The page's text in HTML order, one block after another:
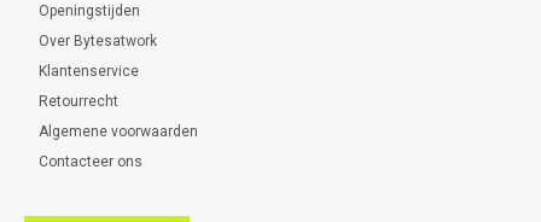
Openingstijden
Over Bytesatwork
Klantenservice
Retourrecht
Algemene voorwaarden
Contacteer ons